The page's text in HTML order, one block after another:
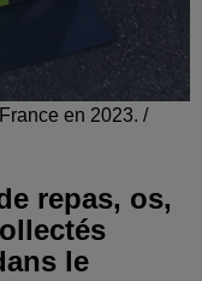
en 2023. /
repas, os,
le